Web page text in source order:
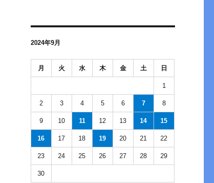
2024年9月
月 火 水 木 金 土 日
1
2 3 4 5 6 7 8
9 10 11 12 13 14 15
16 17 18 19 20 21 22
23 24 25 26 27 28 29
30